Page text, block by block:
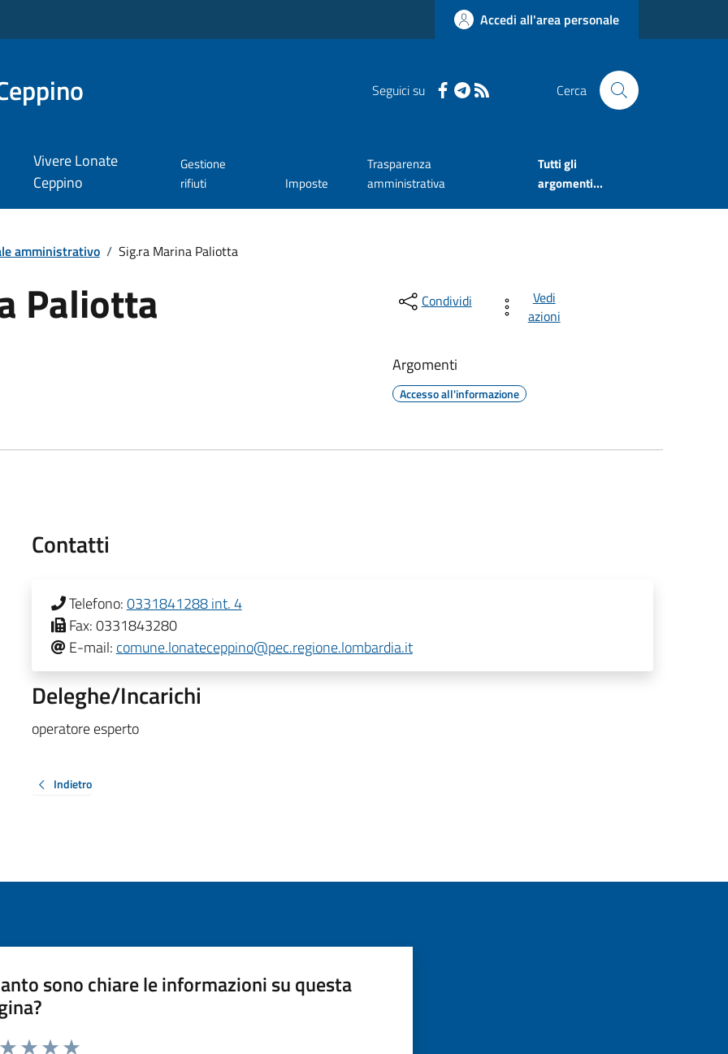
Accedi all'area personale
Seguici su Cerca
Vivere Lonate
Ceppino
Gestione
rifiuti
Imposte
Trasparenza
amministrativa
Tutti gli
argomenti...
amministrativo / Sig.ra Marina Paliotta
Paliotta Condividi
Vedi
azioni
Argomenti
Accesso all'informazione
Contatti
Telefono:0331841288 int. 4
Fax:0331843280
E-mail: comune.lonateceppino@pec.regione.lombardia.it
Deleghe/Incarichi
operatore esperto
Indietro
sono chiare le informazioni su questa
da 1 a 5 stelle la pagina